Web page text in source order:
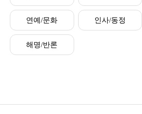
연예/문화 인사/동정
해명/반론